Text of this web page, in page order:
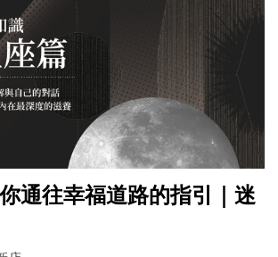
通往幸福道路的指引｜迷